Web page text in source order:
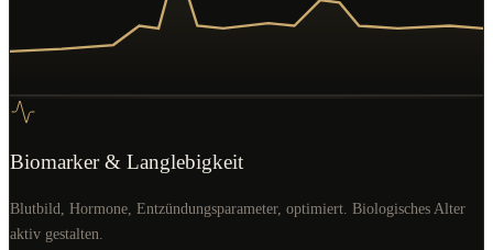
Biomarker & Langlebigkeit
Blutbild, Hormone, Entzündungsparameter, optimiert. Biologisches Alter
aktiv gestalten.